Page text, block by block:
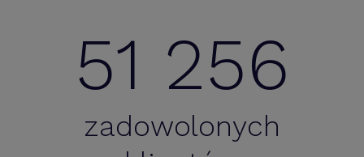
51 256
zadowolonych